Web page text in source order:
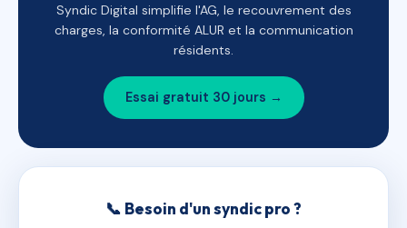
Syndic Digital simplifie l'AG, le recouvrement des
charges, la conformité ALUR et la communication
résidents.
Essai gratuit 30 jours →
📞 Besoin d'un syndic pro ?